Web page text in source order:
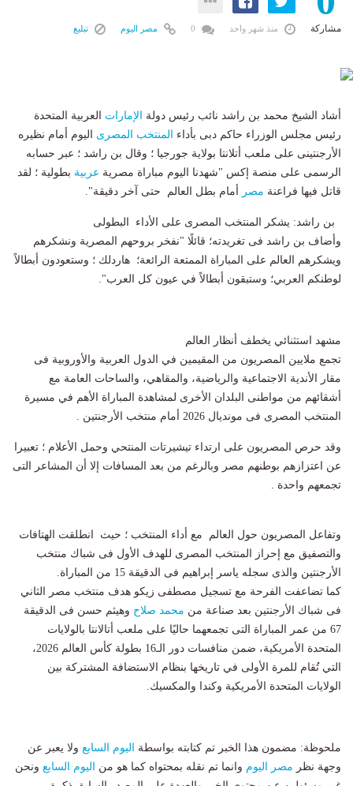
مشاركة منذ شهر واحد مصر اليوم تبليغ
أشاد الشيخ محمد بن راشد نائب رئيس دولة الإمارات العربية المتحدة
رئيس مجلس الوزراء حاكم دبى بأداء
المنتخب المصرى اليوم أمام نظيره
الأرجنتينى على ملعب أتلانتا بولاية جورجيا ؛ وقال بن راشد ؛ عبر حسابه
الرسمى على منصة إكس "شهدنا اليوم مباراة مصرية عربية بطولية ؛ لقد
قاتل فيها فراعنة مصر أمام بطل العالم حتى آخر دقيقة".
بن راشد: يشكر المنتخب المصرى على الأداء البطولى
وأضاف بن راشد فى تغريدته؛ قائلًا "نفخر بروحهم المصرية ونشكرهم
ويشكرهم العالم على المباراة الممتعة الرائعة؛ هاردلك ؛ وستعودون أبطالاً
لوطنكم العربي؛ وستبقون أبطالاً في عيون كل العرب".
مشهد استثنائي يخطف أنظار العالم
تجمع ملايين المصريون من المقيمين في الدول العربية والأوروبية فى
مقار الأندية الاجتماعية والرياضية، والمقاهي، والساحات العامة مع
أشقائهم من مواطنى البلدان الأخرى لمشاهدة المباراة الأهم في مسيرة
المنتخب المصرى فى مونديال 2026 أمام منتخب الأرجنتين .
وقد حرص المصريون على ارتداء تيشيرتات المنتحي وحمل الأعلام ؛ تعبيرا
عن اعتزازهم بوطنهم مصر وبالرغم من بعد المسافات إلا أن المشاعر التى
تجمعهم واحدة .
وتفاعل المصريون حول العالم مع أداء المنتخب ؛ حيث انطلقت الهتافات
والتصفيق مع إحراز المنتخب المصرى للهدف الأول فى شباك منتخب
الأرجنتين والذى سجله ياسر إبراهيم فى الدقيقة 15 من المباراة.
كما تضاعفت الفرحة مع تسجيل مصطفى زيكو هدف منتخب مصر الثاني
فى شباك الأرجنتين بعد صناعة من محمد صلاح وهيثم حسن فى الدقيقة
67 من عمر المباراة التى تجمعهما حاليًا على ملعب أتالانتا بالولايات
المتحدة الأمريكية، ضمن منافسات دور الـ16 بطولة كأس العالم 2026،
التي تُقام للمرة الأولى في تاريخها بنظام الاستضافة المشتركة بين
الولايات المتحدة الأمريكية وكندا والمكسيك.
ملحوظة: مضمون هذا الخبر تم كتابته بواسطة اليوم السابع ولا يعبر عن
وجهة نظر مصر اليوم وانما تم نقله بمحتواه كما هو من اليوم السابع ونحن